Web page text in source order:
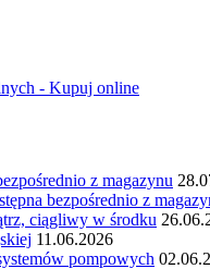
z magazynu
bezpośrednio z
ciągliwy w środku
11.06.2026
pompowych